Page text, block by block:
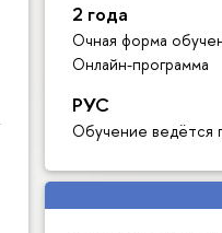
2 года
Очная форма
Онлайн-программа
РУС
Обучение ведётся